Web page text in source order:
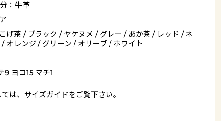
：牛革
げ茶 / ブラック / ヤケヌメ / グレー / あか茶 / レッド / ネ
オレンジ / グリーン / オリーブ / ホワイト
9 ヨコ15 マチ1
は、 サイズガイドをご覧下さい。